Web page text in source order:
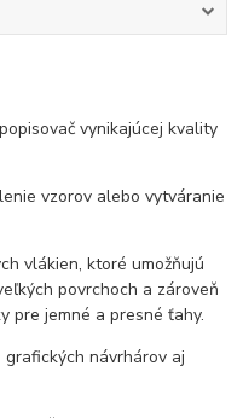
vynikajúcej kvality
vzorov alebo vytváranie
vlákien, ktoré umožňujú
povrchoch a zároveň
pre jemné a presné ťahy.
návrhárov aj